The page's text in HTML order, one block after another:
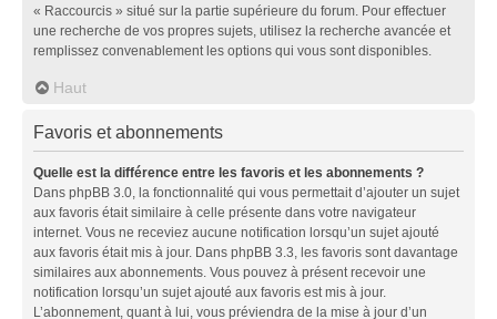
« Raccourcis » situé sur la partie supérieure du forum. Pour effectuer
une recherche de vos propres sujets, utilisez la recherche avancée et
remplissez convenablement les options qui vous sont disponibles.
Haut
Favoris et abonnements
Quelle est la différence entre les favoris et les abonnements ?
Dans phpBB 3.0, la fonctionnalité qui vous permettait d’ajouter un sujet
aux favoris était similaire à celle présente dans votre navigateur
internet. Vous ne receviez aucune notification lorsqu’un sujet ajouté
aux favoris était mis à jour. Dans phpBB 3.3, les favoris sont davantage
similaires aux abonnements. Vous pouvez à présent recevoir une
notification lorsqu’un sujet ajouté aux favoris est mis à jour.
L’abonnement, quant à lui, vous préviendra de la mise à jour d’un